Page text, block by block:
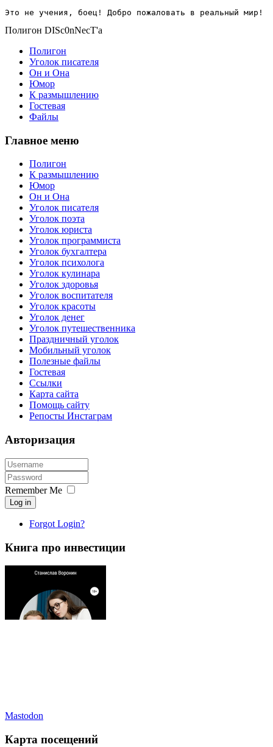
Это не учения, боец! Добро пожаловать в реальный мир!
Полигон DISc0nNecT'a
Полигон
Уголок писателя
Он и Она
Юмор
К размышлению
Гостевая
Файлы
Главное меню
Полигон
К размышлению
Юмор
Он и Она
Уголок писателя
Уголок поэта
Уголок юриста
Уголок программиста
Уголок бухгалтера
Уголок психолога
Уголок кулинара
Уголок здоровья
Уголок воспитателя
Уголок красоты
Уголок денег
Уголок путешественника
Праздничный уголок
Мобильный уголок
Полезные файлы
Гостевая
Ссылки
Карта сайта
Помощь сайту
Репосты Инстаграм
Авторизация
Remember Me
Log in
Forgot Login?
Книга про инвестиции
Mastodon
Карта посещений